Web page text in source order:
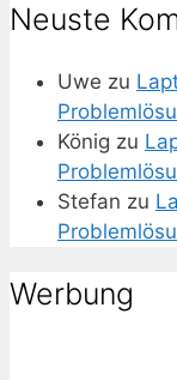
Neuste
Uwe zu
König zu
Stefan zu
Werbung